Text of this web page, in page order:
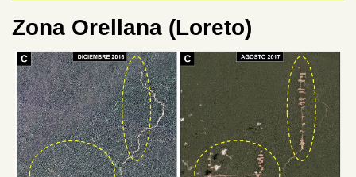
Zona Orellana (Loreto)